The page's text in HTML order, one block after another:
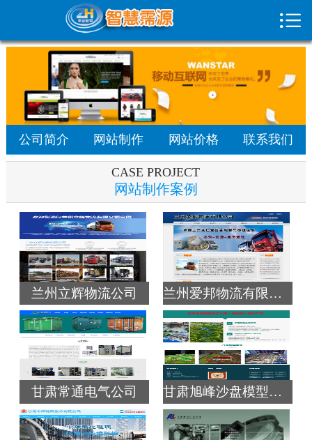
网站案例
联系我们
域名注册
最新签约
解决方案
行业新闻
公司新闻
公司简介

公司简介 网站制作 网站价格 联系我们
CASE PROJECT
网站制作案例
兰州立辉物流公司 兰州爱邦物流有限公司
甘肃常通电气公司 甘肃旭峰沙盘模型制作